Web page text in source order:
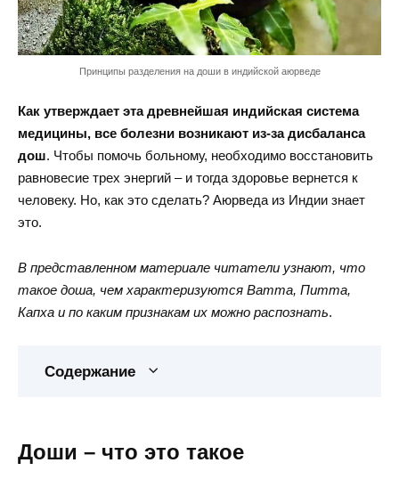
Принципы разделения на доши в индийской аюрведе
Как утверждает эта древнейшая индийская система
медицины, все болезни возникают из-за дисбаланса
дош. Чтобы помочь больному, необходимо восстановить
равновесие трех энергий – и тогда здоровье вернется к
человеку. Но, как это сделать? Аюрведа из Индии знает
это.
В представленном материале читатели узнают, что
такое доша, чем характеризуются Ватта, Питта,
Капха и по каким признакам их можно распознать.
Содержание
Доши – что это такое